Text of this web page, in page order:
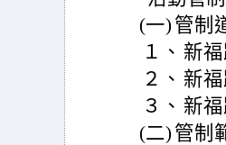
(一) 管制
１、 新福
２、 新福
３、 新福
(二) 管制